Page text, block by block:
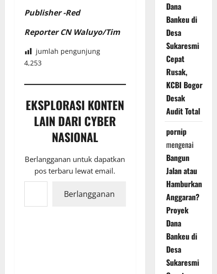
Publisher -Red
Reporter CN Waluyo/Tim
jumlah pengunjung
4,253
EKSPLORASI KONTEN
LAIN DARI CYBER
NASIONAL
Berlangganan untuk dapatkan
pos terbaru lewat email.
Ketikkan email Anda...
Berlangganan
Dana
Bankeu di
Desa
Sukaresmi
Cepat
Rusak,
KCBI Bogor
Desak
Audit Total
pornip
mengenai
Bangun
Jalan atau
Hamburkan
Anggaran?
Proyek
Dana
Bankeu di
Desa
Sukaresmi